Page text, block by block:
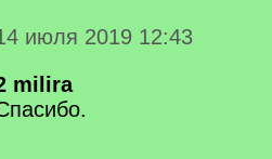
июля 2019 12:43
milira